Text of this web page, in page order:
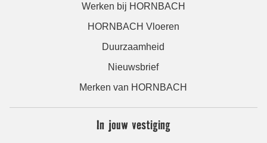
Werken bij HORNBACH
HORNBACH Vloeren
Duurzaamheid
Nieuwsbrief
Merken van HORNBACH
In jouw vestiging